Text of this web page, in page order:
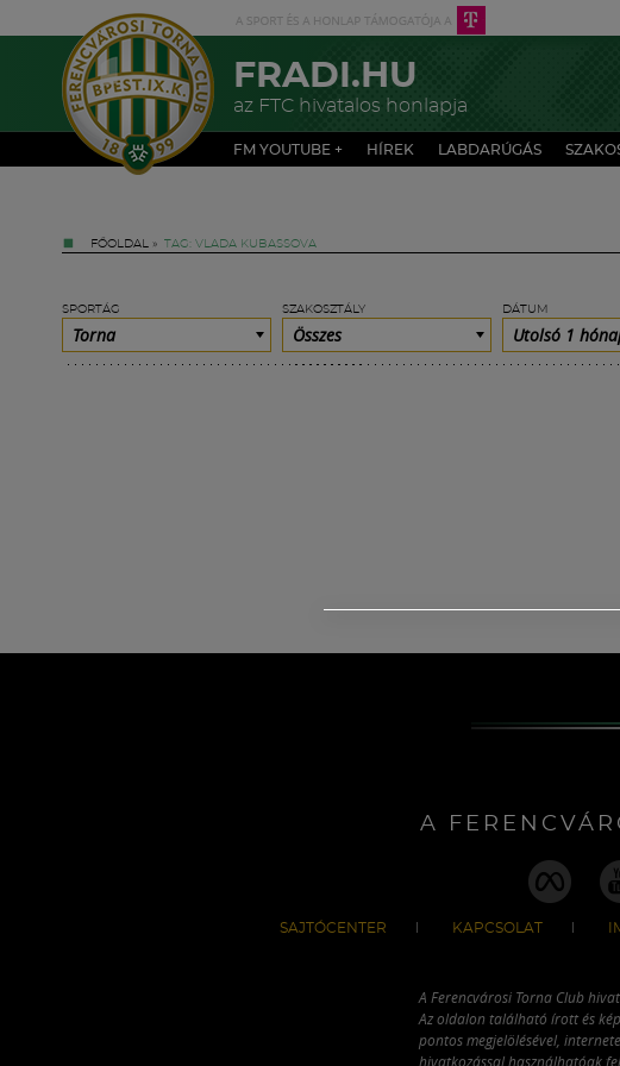
FRADI.HU
az FTC hivatalos honlapja
FM YOUTUBE + HÍREK LABDARÚGÁS
FŐOLDAL » TAG: VLADA KUBASSOVA
SPORTÁG
Torna
SZAKOSZTÁLY
Összes
DÁTUM
Utolsó 1
A
SAJTÓCENTER KAPCSOLAT
A Ferencvárosi Torna Club
Az oldalon található írott és
pontos megjelölésével,
hivatkozással használhatóak fel.